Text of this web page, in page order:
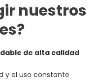
nuestros
de alta calidad
y el uso constante